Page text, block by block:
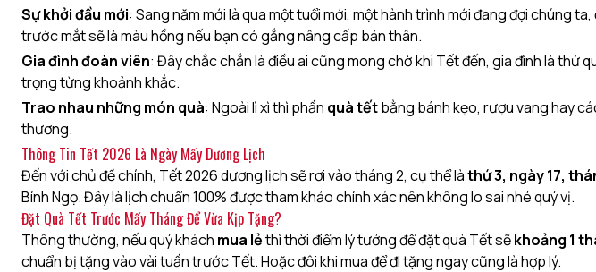
Sự khởi đầu mới: Sang năm mới là qua một tuổi mới, một hành trình mới đang đợi chúng
trước mắt sẽ là màu hồng nếu bạn có gắng nâng cấp bản thân.
Gia đình đoàn viên: Đây chắc chắn là điều ai cũng mong chờ khi Tết đến, gia đình là thứ
trọng từng khoảnh khắc.
Trao nhau những món quà: Ngoài lì xì thì phần quà tếtbằng bánh kẹo, rượu vang hay
thương.
Thông Tin Tết 2026 Là Ngày Mấy Dương Lịch
Đến với chủ đề chính, Tết 2026 dương lịch sẽ rơi vào tháng 2, cụ thể làthứ 3, ngày 17,
Bính Ngọ. Đây là lịch chuẩn 100% được tham khảo chính xác nên không lo sai nhé quý vị.
Đặt Quà Tết Trước Mấy Tháng Để Vừa Kịp Tặng?
Thông thường, nếu quý khách mua lẻthì thời điểm lý tưởng để đặt quà Tết sẽkhoảng 1
chuẩn bị tặng vào vài tuần trước Tết. Hoặc đôi khi mua để đi tặng ngay cũng là hợp lý.